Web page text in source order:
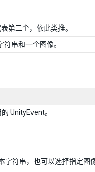
第二个，依此类推。
串和一个图像。
UnityEvent。
符串，也可以选择指定图